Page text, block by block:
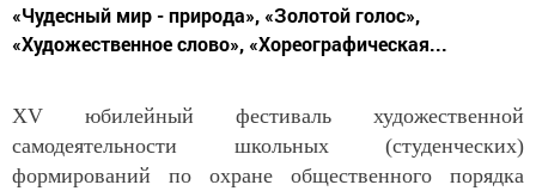
«Чудесный мир - природа», «Золотой голос»,
«Художественное слово», «Хореографическая...
XV юбилейный фестиваль художественной
самодеятельности школьных (студенческих)
формирований по охране общественного порядка